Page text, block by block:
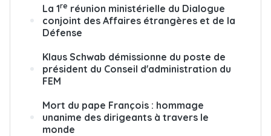
La 1re réunion ministérielle du Dialogue
conjoint des Affaires étrangères et de la
Défense
Klaus Schwab démissionne du poste de
président du Conseil d'administration du
FEM
Mort du pape François : hommage
unanime des dirigeants à travers le
monde